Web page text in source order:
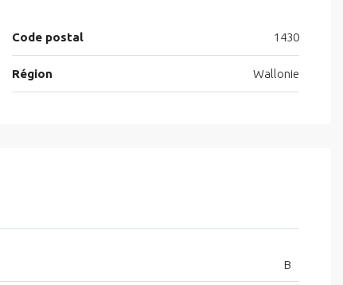
Code postal 1430
Région Wallonie
B